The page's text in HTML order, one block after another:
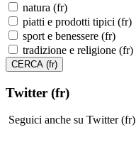
natura (fr)
piatti e prodotti tipici (fr)
sport e benessere (fr)
tradizione e religione (fr)
Twitter (fr)
Seguici anche su Twitter (fr)